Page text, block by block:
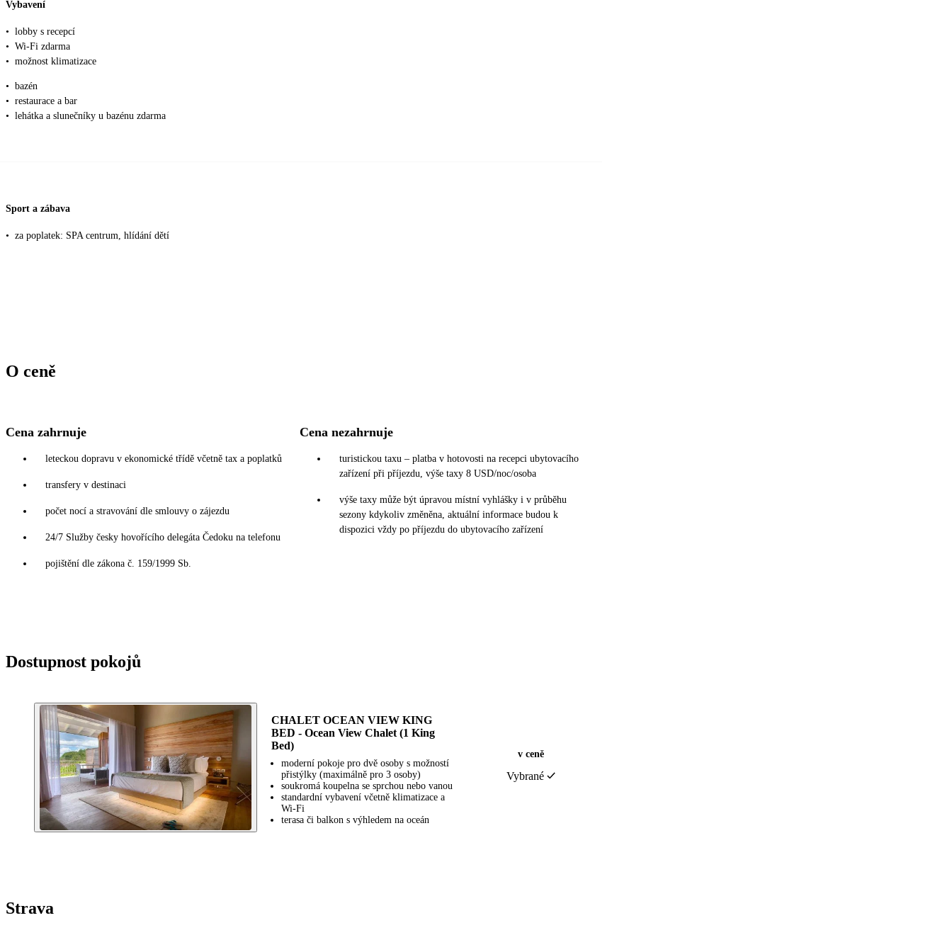
Vybavení
• lobby s recepcí
• Wi-Fi zdarma
• možnost klimatizace
• bazén
• restaurace a bar
• lehátka a slunečníky u bazénu zdarma
Sport a zábava
• za poplatek: SPA centrum, hlídání dětí
O ceně
Cena zahrnuje
leteckou dopravu v ekonomické třídě včetně tax a poplatků
transfery v destinaci
počet nocí a stravování dle smlouvy o zájezdu
24/7 Služby česky hovořícího delegáta Čedoku na telefonu
pojištění dle zákona č. 159/1999 Sb.
Cena nezahrnuje
turistickou taxu – platba v hotovosti na recepci ubytovacího
zařízení při příjezdu, výše taxy 8 USD/noc/osoba
výše taxy může být úpravou místní vyhlášky i v průběhu
sezony kdykoliv změněna, aktuální informace budou k
dispozici vždy po příjezdu do ubytovacího zařízení
Dostupnost pokojů
CHALET OCEAN VIEW KING
BED - Ocean View Chalet (1 King
Bed)
moderní pokoje pro dvě osoby s možností
přistýlky (maximálně pro 3 osoby)
soukromá koupelna se sprchou nebo vanou
standardní vybavení včetně klimatizace a
Wi-Fi
terasa či balkon s výhledem na oceán
v ceně
Vybrané
Strava